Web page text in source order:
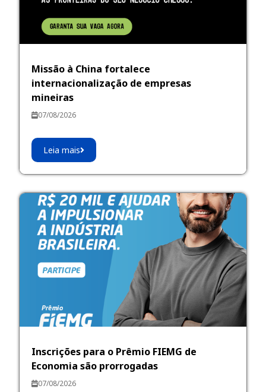
Missão à China fortalece
internacionalização de empresas
mineiras
07/08/2026
Leia mais
Inscrições para o Prêmio FIEMG de
Economia são prorrogadas
07/08/2026